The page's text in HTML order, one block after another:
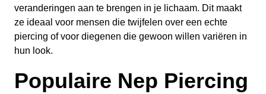
veranderingen aan te brengen in je lichaam. Dit maakt
ze ideaal voor mensen die twijfelen over een echte
piercing of voor diegenen die gewoon willen variëren in
hun look.
Populaire Nep Piercing